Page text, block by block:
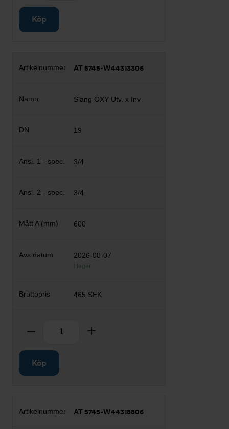
Köp
AT 5745-W44313306
Slang OXY Utv. x Inv
19
3/4
3/4
600
2026-08-07
I lager
465 SEK
Ta bort
Köp
AT 5745-W44318806